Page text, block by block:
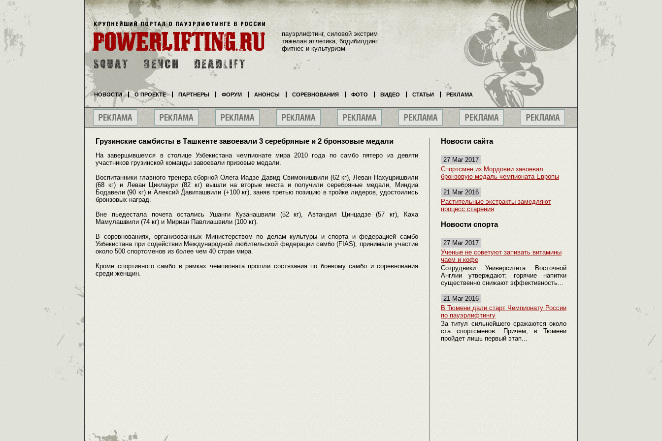
Грузинские самбисты в Ташкенте завоевали 3 серебряные и 2 бронзовые медали
На завершившемся в столице Узбекистана чемпионате мира 2010 года по самбо пятеро из девяти
участников грузинской команды завоевали призовые медали.
Воспитанники главного тренера сборной Олега Иадзе Давид Свимонишвили (62 кг), Леван Нахуцришвили
(68 кг) и Леван Циклаури (82 кг) вышли на вторые места и получили серебряные медали, Миндиа
Бодавели (90 кг) и Алексий Давиташвили (+100 кг), заняв третью позицию в тройке лидеров, удостоились
бронзовых наград.
Вне пьедестала почета остались Ушанги Кузанашвили (52 кг), Автандил Цинцадзе (57 кг), Каха
Мамулашвили (74 кг) и Мириан Павлиашвили (100 кг).
В соревнованиях, организованных Министерством по делам культуры и спорта и федерацией самбо
Узбекистана при содействии Международной любительской федерации самбо (FIAS), принимали участие
около 500 спортсменов из более чем 40 стран мира.
Кроме спортивного самбо в рамках чемпионата прошли состязания по боевому самбо и соревнования
среди женщин.
Новости сайта
27 Mar 2017
Спортсмен из Мордовии завоевал
бронзовую медаль чемпионата Европы
21 Mar 2016
Растительные экстракты замедляют
процесс старения
Новости спорта
27 Mar 2017
Ученые не советуют запивать витамины
чаем и кофе
Сотрудники Университета Восточной
Англии утверждают: горячие напитки
существенно снижают эффективность...
21 Mar 2016
В Тюмени дали старт Чемпионату России
по пауэрлифтингу
За титул сильнейшего сражаются около
ста спортсменов. Причем, в Тюмени
пройдет лишь первый этап...
пауэрлифтинг, силовой экстрим
тяжелая атлетика, бодибилдинг
фитнес и культуризм
НОВОСТИ О ПРОЕКТЕ ПАРТНЕРЫ ФОРУМ АНОНСЫ СОРЕВНОВАНИЯ ФОТО ВИДЕО СТАТЬИ РЕКЛАМА